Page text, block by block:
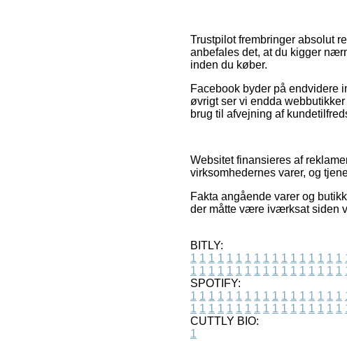
Trustpilot frembringer absolut
anbefales det, at du kigger
inden du køber.
Facebook byder på endvidere
øvrigt ser vi endda
brug til afvejning af
Websitet finansieres af
virksomhedernes varer, og
Fakta angående varer og
der måtte være iværksat siden
BITLY:
1 1 1 1 1 1 1 1 1 1 1 1 1 1 1 1 1
1 1 1 1 1 1 1 1 1 1 1 1 1 1 1 1 1
SPOTIFY:
1 1 1 1 1 1 1 1 1 1 1 1 1 1 1 1 1
1 1 1 1 1 1 1 1 1 1 1 1 1 1 1 1 1
CUTTLY BIO:
1